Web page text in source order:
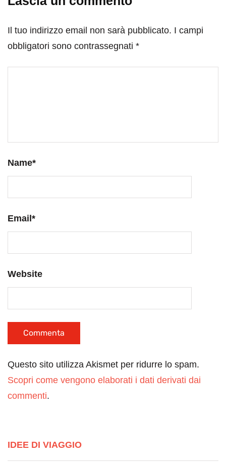
Il tuo indirizzo email non sarà pubblicato. I campi
obbligatori sono contrassegnati *
Name*
Email*
Website
Questo sito utilizza Akismet per ridurre lo spam.
Scopri come vengono elaborati i dati derivati dai
commenti.
IDEE DI VIAGGIO